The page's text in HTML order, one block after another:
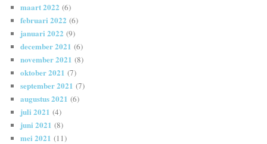
maart 2022 (6)
februari 2022 (6)
januari 2022 (9)
december 2021 (6)
november 2021 (8)
oktober 2021 (7)
september 2021 (7)
augustus 2021 (6)
juli 2021 (4)
juni 2021 (8)
mei 2021 (11)